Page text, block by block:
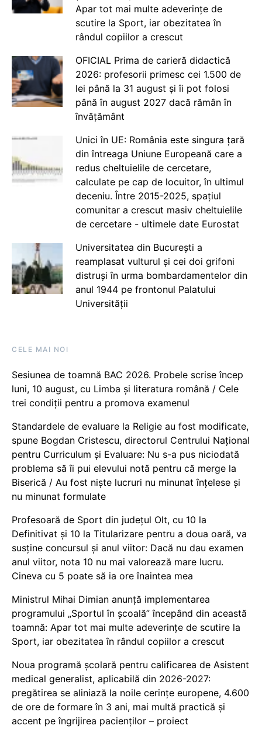
Apar tot mai multe adeverințe de
scutire la Sport, iar obezitatea în
rândul copiilor a crescut
OFICIAL Prima de carieră didactică
2026: profesorii primesc cei 1.500 de
lei până la 31 august și îi pot folosi
până în august 2027 dacă rămân în
învățământ
Unici în UE: România este singura țară
din întreaga Uniune Europeană care a
redus cheltuielile de cercetare,
calculate pe cap de locuitor, în ultimul
deceniu. Între 2015-2025, spațiul
comunitar a crescut masiv cheltuielile
de cercetare - ultimele date Eurostat
Universitatea din București a
reamplasat vulturul și cei doi grifoni
distruși în urma bombardamentelor din
anul 1944 pe frontonul Palatului
Universității
CELE MAI NOI
Sesiunea de toamnă BAC 2026. Probele scrise încep
luni, 10 august, cu Limba și literatura română / Cele
trei condiții pentru a promova examenul
Standardele de evaluare la Religie au fost modificate,
spune Bogdan Cristescu, directorul Centrului Național
pentru Curriculum și Evaluare: Nu s-a pus niciodată
problema să îi pui elevului notă pentru că merge la
Biserică / Au fost niște lucruri nu minunat înțelese și
nu minunat formulate
Profesoară de Sport din județul Olt, cu 10 la
Definitivat și 10 la Titularizare pentru a doua oară, va
susține concursul și anul viitor: Dacă nu dau examen
anul viitor, nota 10 nu mai valorează mare lucru.
Cineva cu 5 poate să ia ore înaintea mea
Ministrul Mihai Dimian anunță implementarea
programului „Sportul în școală” începând din această
toamnă: Apar tot mai multe adeverințe de scutire la
Sport, iar obezitatea în rândul copiilor a crescut
Noua programă școlară pentru calificarea de Asistent
medical generalist, aplicabilă din 2026-2027:
pregătirea se aliniază la noile cerințe europene, 4.600
de ore de formare în 3 ani, mai multă practică și
accent pe îngrijirea pacienților – proiect